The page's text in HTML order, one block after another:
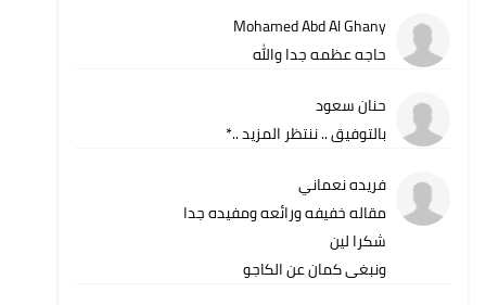
Mohamed Abd Al Ghany
حاجه عظمه جدا والله
حنان سعود
بالتوفيق .. ننتظر المزيد ..*
فريده نعماني
مقاله خفيفه ورائعه ومفيده جدا
شكرا لين
ونبغى كمان عن الكاجو